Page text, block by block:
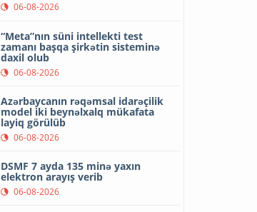
06-08-2026
“Meta”nın süni intellekti test
zamanı başqa şirkətin sisteminə
daxil olub
06-08-2026
Azərbaycanın rəqəmsal idarəçilik
model iki beynəlxalq mükafata
layiq görülüb
06-08-2026
DSMF 7 ayda 135 minə yaxın
elektron arayış verib
06-08-2026